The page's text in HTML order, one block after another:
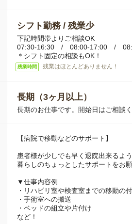
シフト勤務 / 残業少
下記時間帯よりご相談OK
07:30-16:30 / 08:00-17:00 /
＊シフト固定の相談もOK！
残業時間 残業はほとんどありません！
長期（3ヶ月以上）
長期のお仕事です。開始日はご相
【病院で移動などのサポート】
患者様が少しでも早く退院出来るよう
暮らしのちょっとしたサポートをお
▼仕事内容例
・リハビリ室や検査室までの移動の
・手術室への搬送
・ベッドの組立や片付け
など！